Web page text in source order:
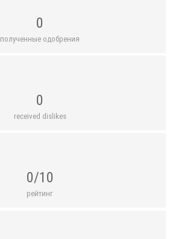
0
полученные одобрения
0
received dislikes
0/10
рейтинг